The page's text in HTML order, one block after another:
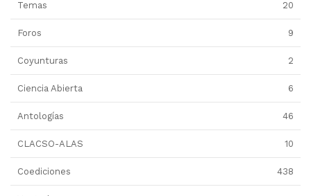
Temas 20
Foros 9
Coyunturas 2
Ciencia Abierta 6
Antologías 46
CLACSO-ALAS 10
Coediciones 438